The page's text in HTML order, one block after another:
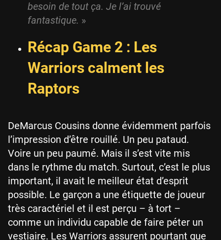
besoin de tout ça. Je l’ai trouvé
fantastique. »
Récap Game 2 : Les
Warriors calment les
Raptors
DeMarcus Cousins donne évidemment parfois
l’impression d’être rouillé. Un peu pataud.
Voire un peu paumé. Mais il s’est vite mis
dans le rythme du match. Surtout, c’est le plus
important, il avait le meilleur état d’esprit
possible. Le garçon a une étiquette de joueur
très caractériel et il est perçu – à tort –
comme un individu capable de faire péter un
vestiaire. Les Warriors assurent pourtant que